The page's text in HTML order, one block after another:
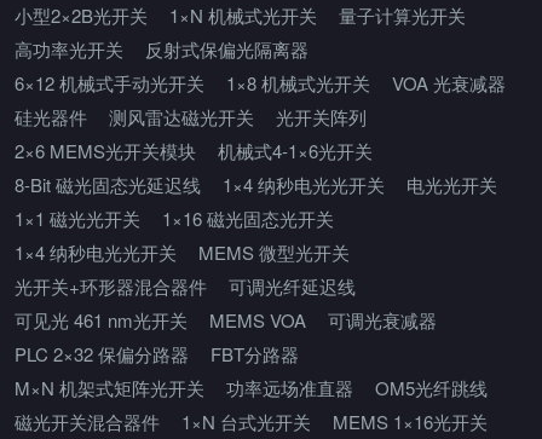
小型2×2B光开关
1×N 机械式光开关
量子计算光开关
高功率光开关
反射式保偏光隔离器
6×12 机械式手动光开关
1×8 机械式光开关
VOA 光衰减器
硅光器件
测风雷达磁光开关
光开关阵列
2×6 MEMS光开关模块
机械式4-1×6光开关
8-Bit 磁光固态光延迟线
1×4 纳秒电光光开关
电光光开关
1×1 磁光光开关
1×16 磁光固态光开关
1×4 纳秒电光光开关
MEMS 微型光开关
光开关+环形器混合器件
可调光纤延迟线
可见光 461 nm光开关
MEMS VOA
可调光衰减器
PLC 2×32 保偏分路器
FBT分路器
M×N 机架式矩阵光开关
功率远场准直器
OM5光纤跳线
磁光开关混合器件
1×N 台式光开关 MEMS 1×16光开关